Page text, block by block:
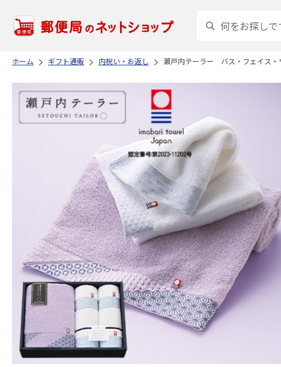
ホーム ギフト通販 内祝い・お返し 瀬戸内テーラー バス・フェイス・